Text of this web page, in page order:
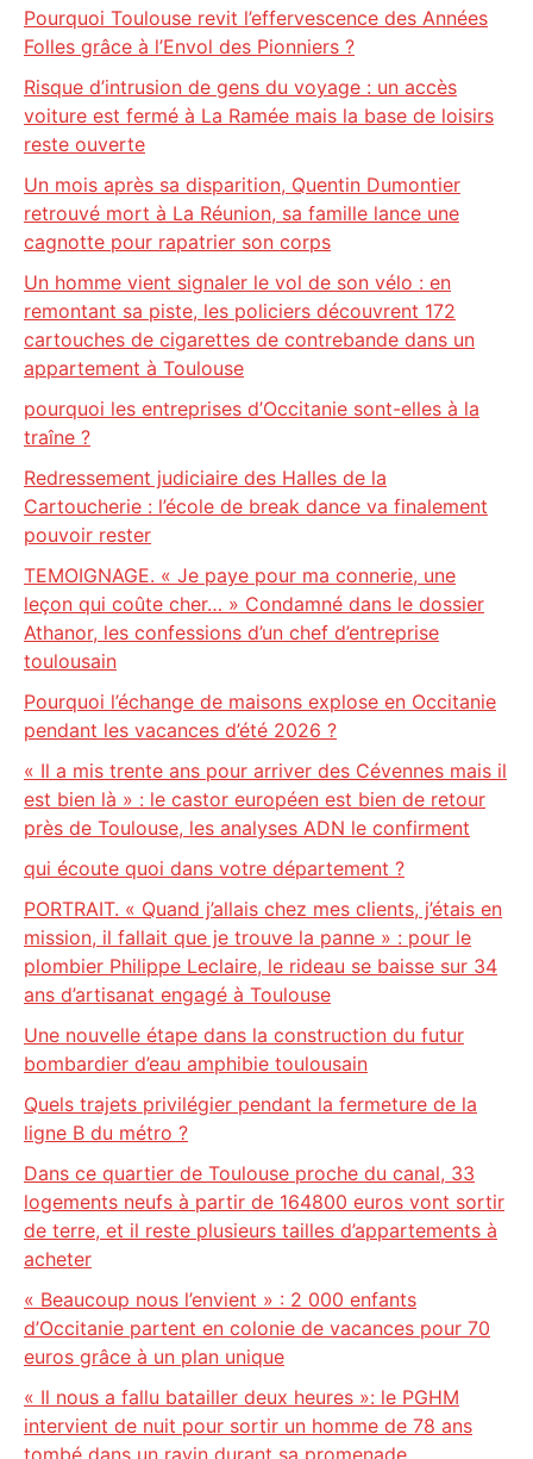
Pourquoi Toulouse revit l’effervescence des Années
Folles grâce à l’Envol des Pionniers ?
Risque d’intrusion de gens du voyage : un accès
voiture est fermé à La Ramée mais la base de loisirs
reste ouverte
Un mois après sa disparition, Quentin Dumontier
retrouvé mort à La Réunion, sa famille lance une
cagnotte pour rapatrier son corps
Un homme vient signaler le vol de son vélo : en
remontant sa piste, les policiers découvrent 172
cartouches de cigarettes de contrebande dans un
appartement à Toulouse
pourquoi les entreprises d’Occitanie sont-elles à la
traîne ?
Redressement judiciaire des Halles de la
Cartoucherie : l’école de break dance va finalement
pouvoir rester
TEMOIGNAGE. « Je paye pour ma connerie, une
leçon qui coûte cher… » Condamné dans le dossier
Athanor, les confessions d’un chef d’entreprise
toulousain
Pourquoi l’échange de maisons explose en Occitanie
pendant les vacances d’été 2026 ?
« Il a mis trente ans pour arriver des Cévennes mais il
est bien là » : le castor européen est bien de retour
près de Toulouse, les analyses ADN le confirment
qui écoute quoi dans votre département ?
PORTRAIT. « Quand j’allais chez mes clients, j’étais en
mission, il fallait que je trouve la panne » : pour le
plombier Philippe Leclaire, le rideau se baisse sur 34
ans d’artisanat engagé à Toulouse
Une nouvelle étape dans la construction du futur
bombardier d’eau amphibie toulousain
Quels trajets privilégier pendant la fermeture de la
ligne B du métro ?
Dans ce quartier de Toulouse proche du canal, 33
logements neufs à partir de 164800 euros vont sortir
de terre, et il reste plusieurs tailles d’appartements à
acheter
« Beaucoup nous l’envient » : 2 000 enfants
d’Occitanie partent en colonie de vacances pour 70
euros grâce à un plan unique
« Il nous a fallu batailler deux heures »: le PGHM
intervient de nuit pour sortir un homme de 78 ans
tombé dans un ravin durant sa promenade